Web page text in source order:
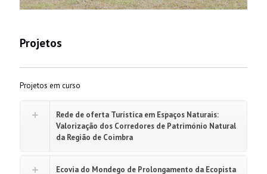
Projetos
Projetos em curso
Rede de oferta Turística em Espaços Naturais:
Valorização dos Corredores de Património Natural
da Região de Coimbra
Ecovia do Mondego de Prolongamento da Ecopista